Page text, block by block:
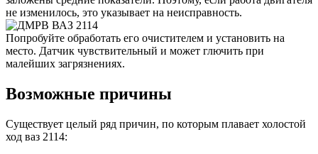
не изменилось, это указывает на неисправность.
Попробуйте обработать его очистителем и установить на
место. Датчик чувствительный и может глючить при
малейших загрязнениях.
Возможные причины
Существует целый ряд причин, по которым плавает холостой
ход ваз 2114: